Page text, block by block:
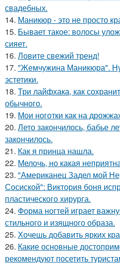
свадебных.
14. Маникюр - это не просто
15. Бывает такое: волосы
сияет.
16. Ловите свежий тренд!
17. "Жемчужина Маникюра".
эстетики.
18. Три лайфхака, как
обычного.
19. Мои ноготки как на
20. Лето закончилось, бабье
закончилось.
21. Как я принца нашла.
22. Мелочь, но какая
23. "Американец Задел мой
Сосиской": Виктория боня
пластического хирурга.
24. Форма ногтей играет
стильного и изящного образа.
25. Хочешь добавить ярких
26. Какие основные
рекомендуют посетить